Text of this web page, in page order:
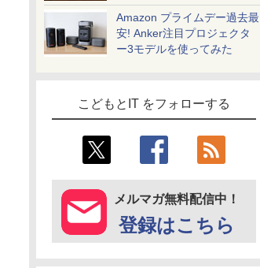
Amazon プライムデー過去最
安! Anker注目プロジェクタ
ー3モデルを使ってみた
こどもとIT をフォローする
メルマガ無料配信中！
登録はこちら